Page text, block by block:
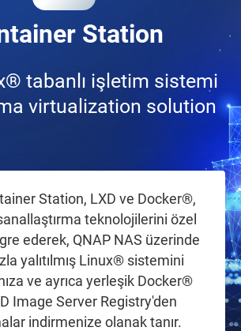
Station
tabanlı işletim sistemi
virtualization solution
Station, LXD ve Docker®,
teknolojilerini özel
ederek, QNAP NAS üzerinde
yalıtılmış Linux® sistemini
ve ayrıca yerleşik Docker®
Image Server Registry'den
indirmenize olanak tanır.